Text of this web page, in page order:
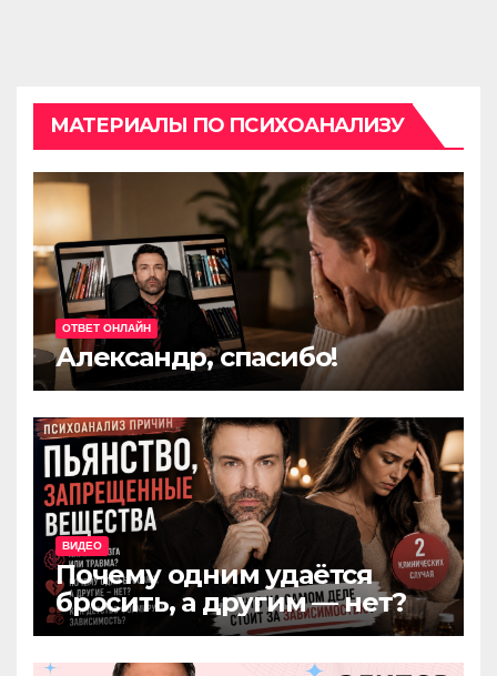
МАТЕРИАЛЫ ПО ПСИХОАНАЛИЗУ
ОТВЕТ ОНЛАЙН
Александр, спасибо!
ВИДЕО
Почему одним удаётся
бросить, а другим — нет?